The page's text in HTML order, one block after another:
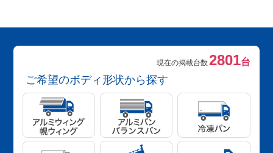
現在の掲載台数2801台
ご希望のボディ形状から探す